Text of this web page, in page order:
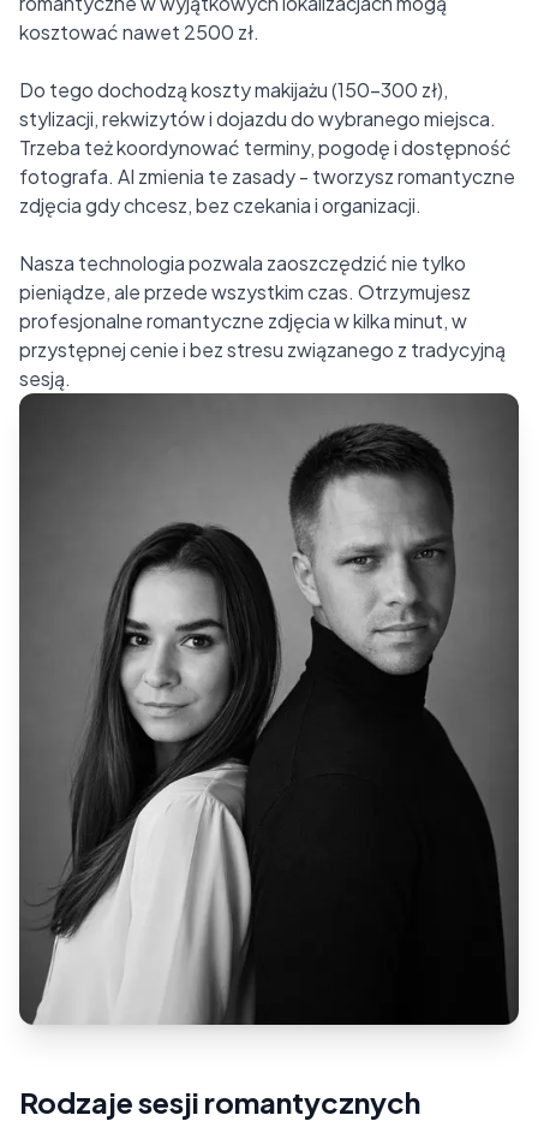
kosztować nawet 2500 zł.
Do tego dochodzą koszty makijażu (150-300 zł),
stylizacji, rekwizytów i dojazdu do wybranego miejsca.
Trzeba też koordynować terminy, pogodę i dostępność
fotografa. AI zmienia te zasady - tworzysz romantyczne
zdjęcia gdy chcesz, bez czekania i organizacji.
Nasza technologia pozwala zaoszczędzić nie tylko
pieniądze, ale przede wszystkim czas. Otrzymujesz
profesjonalne romantyczne zdjęcia w kilka minut, w
przystępnej cenie i bez stresu związanego z tradycyjną
sesją.
Rodzaje sesji romantycznych